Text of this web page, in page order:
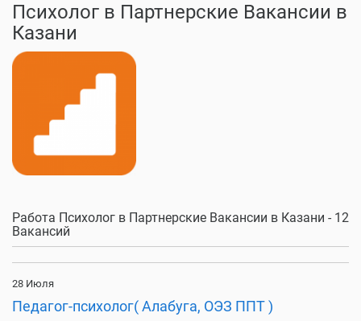
Психолог в Партнерские Вакансии в
Казани
Работа Психолог в Партнерские Вакансии в Казани - 12
Вакансий
28 Июля
Педагог-психолог( Алабуга, ОЭЗ ППТ )